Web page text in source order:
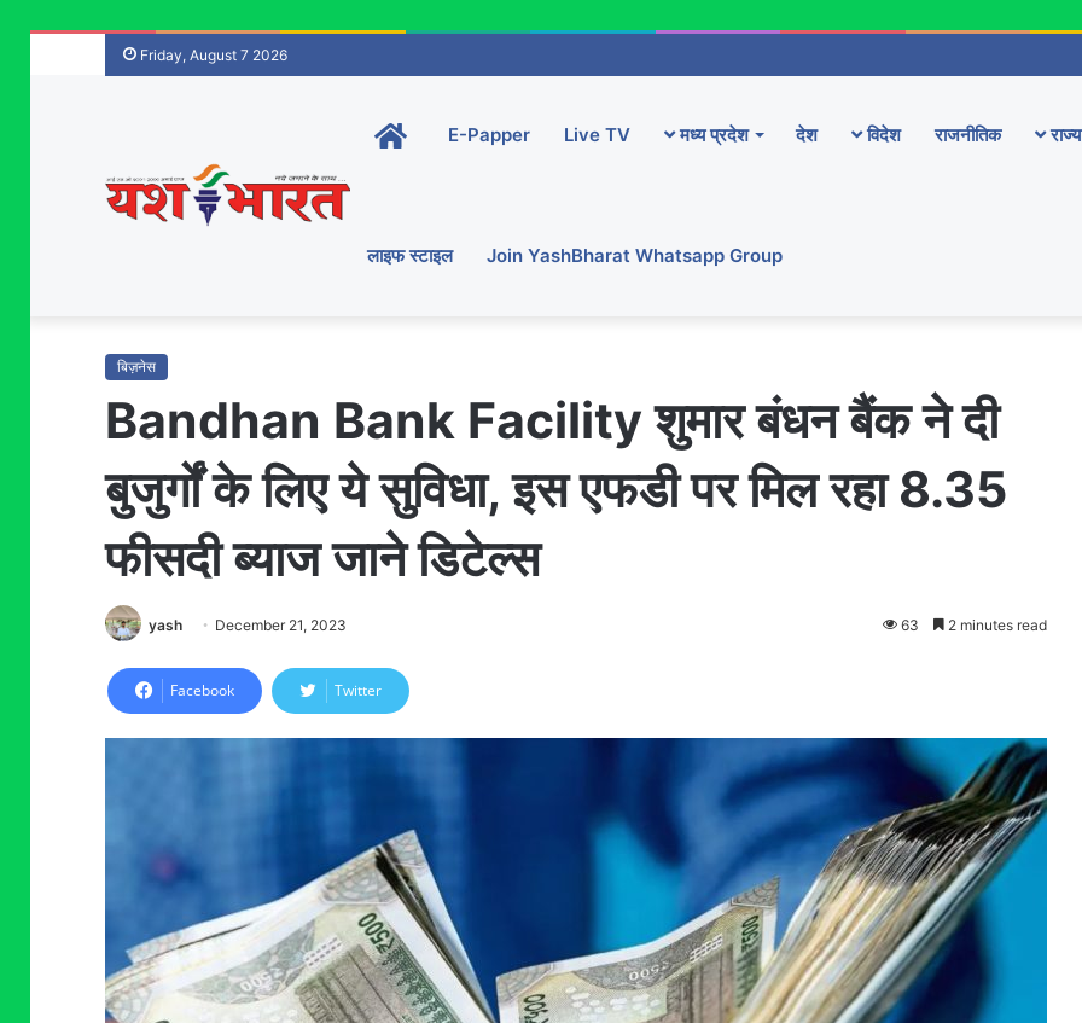
Friday, August 7 2026
Home-
main
E-Papper Live TV मध्य प्रदेश देश विदेश राजनीतिक राज्य
लाइफ स्टाइल Join YashBharat Whatsapp Group
बिज़नेस
Bandhan Bank Facility शुमार बंधन बैंक ने दी
बुजुर्गों के लिए ये सुविधा, इस एफडी पर मिल रहा 8.35
फीसदी ब्याज जाने डिटेल्स
yash December 21, 2023 63 2 minutes read
Facebook Twitter